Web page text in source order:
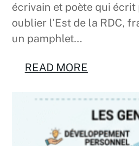
écrivain et poète qui écrit
oublier l’Est de la RDC,
un pamphlet…
READ MORE